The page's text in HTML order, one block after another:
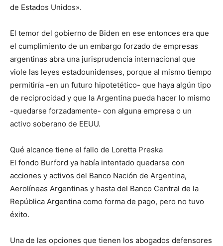
de Estados Unidos».
El temor del gobierno de Biden en ese entonces era que
el cumplimiento de un embargo forzado de empresas
argentinas abra una jurisprudencia internacional que
viole las leyes estadounidenses, porque al mismo tiempo
permitiría -en un futuro hipotetético- que haya algún tipo
de reciprocidad y que la Argentina pueda hacer lo mismo
-quedarse forzadamente- con alguna empresa o un
activo soberano de EEUU.
Qué alcance tiene el fallo de Loretta Preska
El fondo Burford ya había intentado quedarse con
acciones y activos del Banco Nación de Argentina,
Aerolíneas Argentinas y hasta del Banco Central de la
República Argentina como forma de pago, pero no tuvo
éxito.
Una de las opciones que tienen los abogados defensores